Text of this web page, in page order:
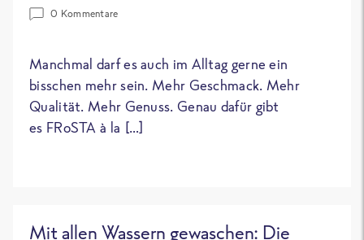
0 Kommentare
Manchmal darf es auch im Alltag gerne ein
bisschen mehr sein. Mehr Geschmack. Mehr
Qualität. Mehr Genuss. Genau dafür gibt
es FRoSTA à la […]
Mit allen Wassern gewaschen: Die